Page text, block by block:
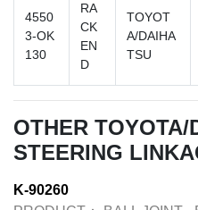
4550
3-OK
130
RA
CK
EN
D
TOYOT
A/DAIHA
TSU
OTHER TOYOTA/
STEERING
K-90260